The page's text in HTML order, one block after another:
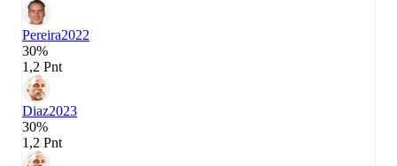
Pereira2022
30%
1,2 Pnt
Diaz2023
30%
1,2 Pnt